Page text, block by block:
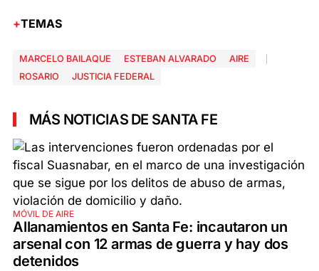
TEMAS
MARCELO BAILAQUE ESTEBAN ALVARADO
AIRE
ROSARIO
JUSTICIA FEDERAL
MÁS NOTICIAS DE SANTA FE
MÓVIL DE AIRE
Allanamientos en Santa Fe: incautaron un
arsenal con 12 armas de guerra y hay dos
detenidos